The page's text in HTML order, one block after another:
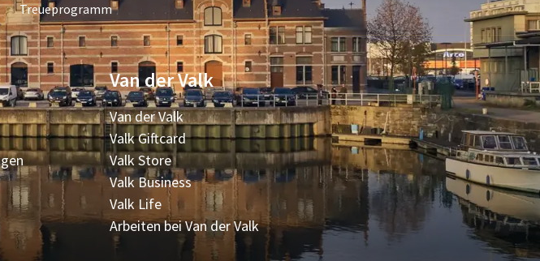
Treueprogramm
Van der Valk
Van der Valk
Valk Giftcard
Valk Store
Valk Business
Valk Life
Arbeiten bei Van der Valk